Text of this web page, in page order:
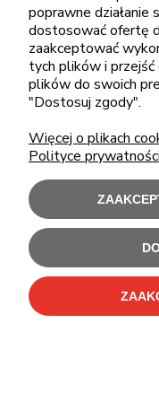
Użytkowanie sklepu
poprawne działanie
dostosować ofertę
zaakceptować
tych plików i
plików do swoich
"Dostosuj zgody".
Więcej o plikach
Polityce